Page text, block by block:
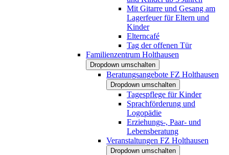
Mit Gitarre und Gesang am
Lagerfeuer für Eltern und
Kinder
Elterncafé
Tag der offenen Tür
Familienzentrum Holthausen
Dropdown umschalten
Beratungsangebote FZ Holthausen
Dropdown umschalten
Tagespflege für Kinder
Sprachförderung und
Logopädie
Erziehungs-, Paar- und
Lebensberatung
Veranstaltungen FZ Holthausen
Dropdown umschalten